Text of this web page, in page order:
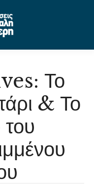
Το
& Το
του